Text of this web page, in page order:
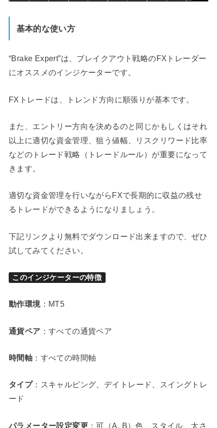
基本的な使い方
“Brake Expert”は、ブレイクアウト戦略のFXトレーダー
にオススメのインジケーターです。
FXトレードは、トレンド方向に順張りが基本です。
また、エントリー方向を決めるのと同じかもしくはそれ
以上に適切な資金管理、狙う値幅、リスクリワード比率
などのトレード戦略（トレードルール）が重要になって
きます。
適切な資金管理を行いながらFXで長期的に収益の残せ
るトレードができるようになりましょう。
下記リンクより無料でダウンロード出来ますので、ぜひ
試してみてください。
このインジケーターの特徴
動作環境：MT5
通貨ペア ：すべての通貨ペア
時間軸 ：すべての時間軸
タイプ：スキャルピング、デイトレード、スイングトレ
ード
パラメーター設定変更 ：可（A, B）色、スタイル、太さ